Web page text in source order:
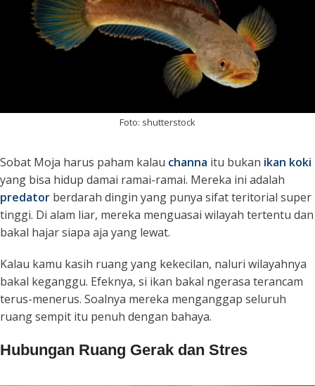
Foto: shutterstock
Sobat Moja harus paham kalau channa itu bukan ikan koki
yang bisa hidup damai ramai-ramai. Mereka ini adalah
predator berdarah dingin yang punya sifat teritorial super
tinggi. Di alam liar, mereka menguasai wilayah tertentu dan
bakal hajar siapa aja yang lewat.
Kalau kamu kasih ruang yang kekecilan, naluri wilayahnya
bakal keganggu. Efeknya, si ikan bakal ngerasa terancam
terus-menerus. Soalnya mereka menganggap seluruh
ruang sempit itu penuh dengan bahaya.
Hubungan Ruang Gerak dan Stres